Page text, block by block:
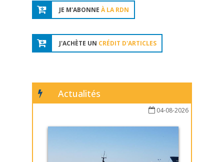
JE M'ABONNE À LA RDN
J'ACHÈTE UN CRÉDIT D'ARTICLES
Actualités
04-08-2026